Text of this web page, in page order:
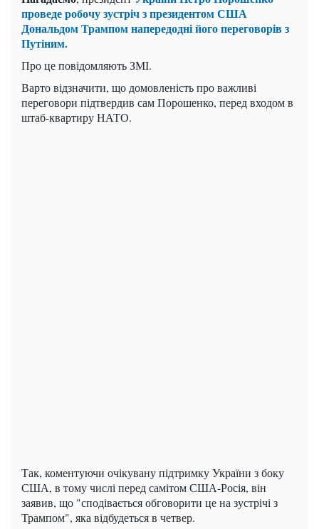
проведе робочу зустріч з президентом США
Дональдом Трампом напередодні його переговорів з
Путіним.
Про це повідомляють ЗМІ.
Варто відзначити, що домовленість про важливі
переговори підтвердив сам Порошенко, перед входом в
штаб-квартиру НАТО.
Так, коментуючи очікувану підтримку України з боку
США, в тому числі перед самітом США-Росія, він
заявив, що "сподівається обговорити це на зустрічі з
Трампом", яка відбудеться в четвер.